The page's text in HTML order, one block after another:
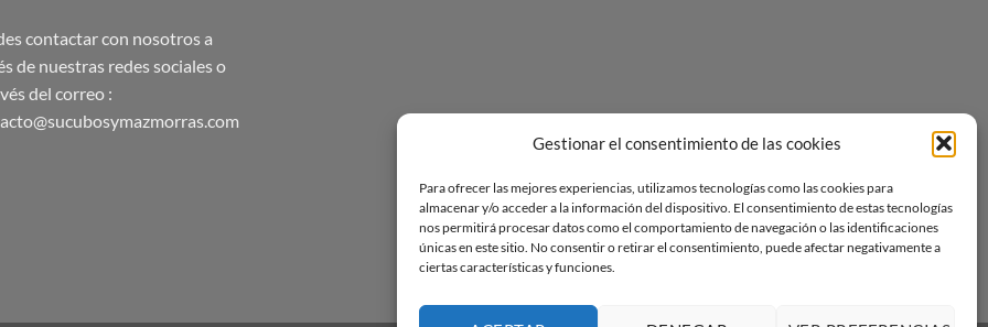
Gestionar el consentimiento de las cookies
Para ofrecer las mejores experiencias, utilizamos tecnologías como las cookies para
almacenar y/o acceder a la información del dispositivo. El consentimiento de estas tecnologías
nos permitirá procesar datos como el comportamiento de navegación o las identificaciones
únicas en este sitio. No consentir o retirar el consentimiento, puede afectar negativamente a
ciertas características y funciones.
contactar con nosotros a
de nuestras redes sociales o
del correo :